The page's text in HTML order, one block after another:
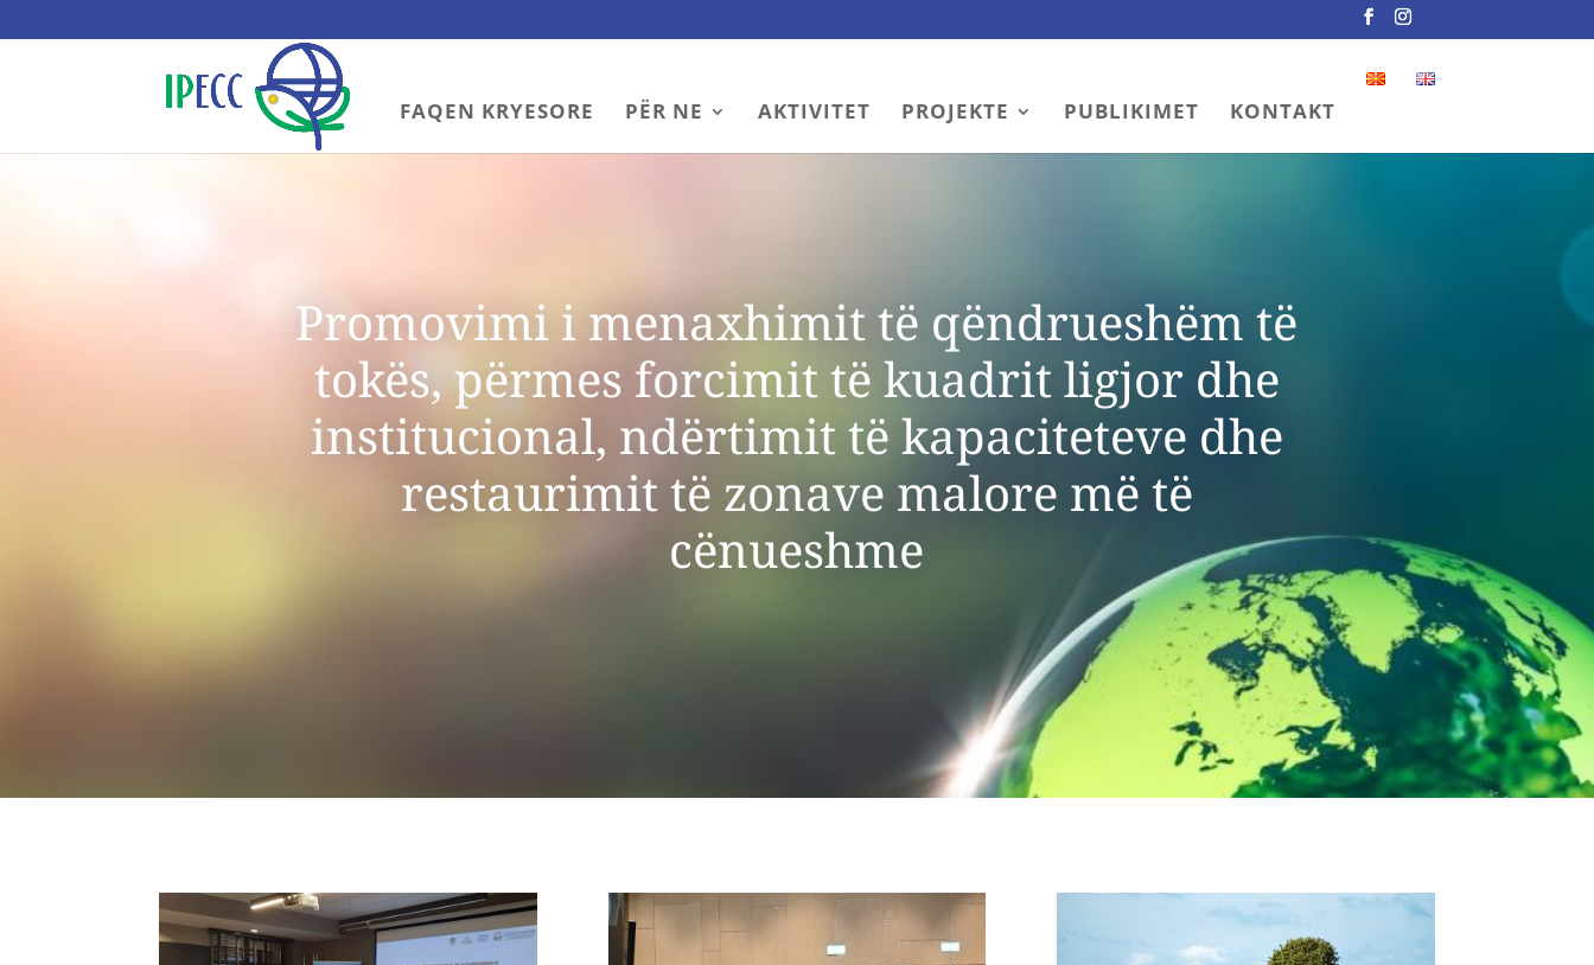
FAQEN KRYESORE PËR NE AKTIVITET PROJEKTE PUBLIKIMET KONTAKT
Promovimi i menaxhimit të qëndrueshëm të
tokës, përmes forcimit të kuadrit ligjor dhe
institucional, ndërtimit të kapaciteteve dhe
restaurimit të zonave malore më të
cënueshme